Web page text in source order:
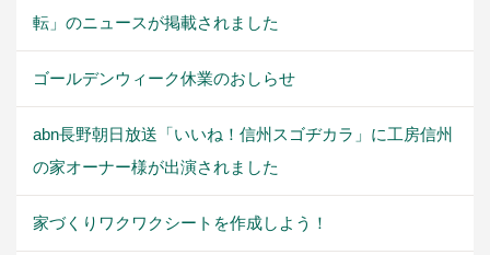
転」のニュースが掲載されました
ゴールデンウィーク休業のおしらせ
abn長野朝日放送「いいね！信州スゴヂカラ」に工房信州
の家オーナー様が出演されました
家づくりワクワクシートを作成しよう！